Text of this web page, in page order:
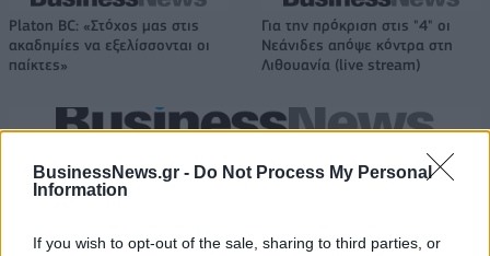
BusinessNews.gr - Do Not Process My Personal
Information
If you wish to opt-out of the sale, sharing to third parties, or
Platon BC: «Στόχος μας στις
ακαδημίες να εξελίσσονται οι
παίκτες»
Για την πρόκριση στις "4" οι
Νεάνιδες απόψε κόντρα στη
Λιθουανία (live stream)
το πενταετές πρόγραμμα ενίσχυσης του Τύπου